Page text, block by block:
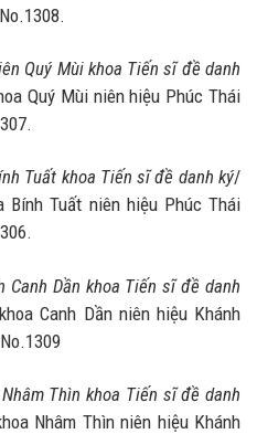
Quý Mùi khoa Tiến sĩ đề danh
Quý Mùi niên hiệu Phúc Thái
Tuất khoa Tiến sĩ đề danh ký/
Tuất niên hiệu Phúc Thái
Canh Dần khoa Tiến sĩ đề danh
Canh Dần niên hiệu Khánh
Thìn khoa Tiến sĩ đề danh
Nhâm Thìn niên hiệu Khánh